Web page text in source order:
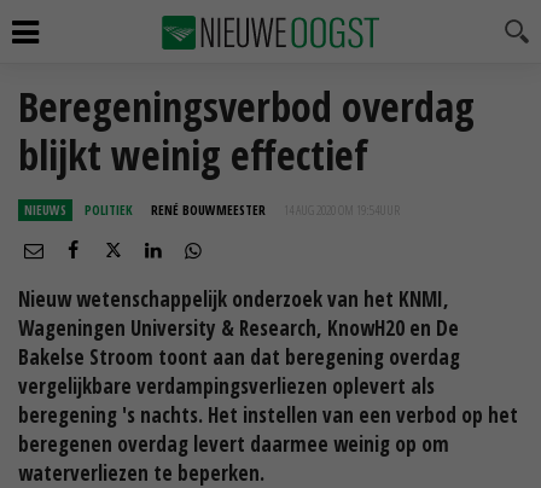
Beregeningsverbod overdag
blijkt weinig effectief
NIEUWS POLITIEK RENÉ BOUWMEESTER 14 AUG 2020 OM 19:54
Nieuw wetenschappelijk onderzoek van het KNMI,
Wageningen University & Research, KnowH20 en De
Bakelse Stroom toont aan dat beregening overdag
vergelijkbare verdampingsverliezen oplevert als
beregening 's nachts. Het instellen van een verbod op het
beregenen overdag levert daarmee weinig op om
waterverliezen te beperken.